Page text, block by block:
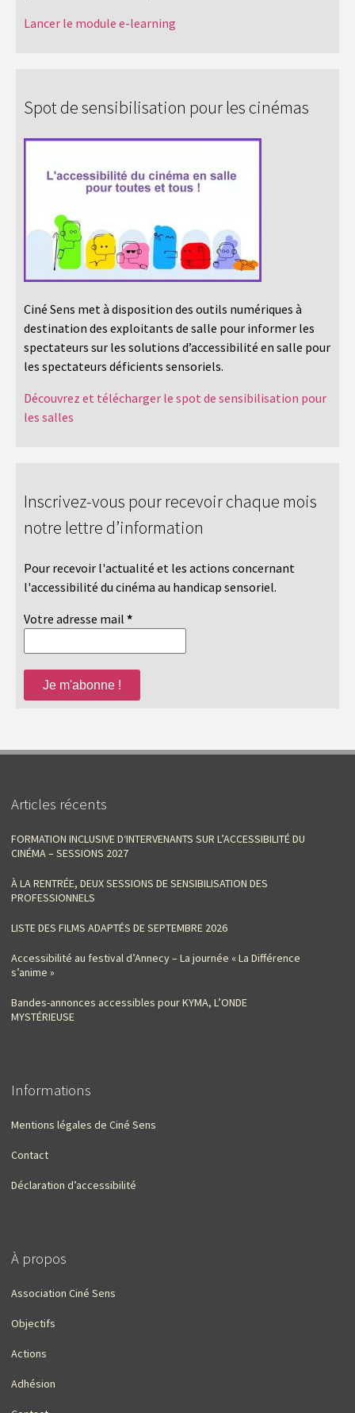
Lancer le module e-learning
Spot de sensibilisation pour les cinémas
Ciné Sens met à disposition des outils numériques à
destination des exploitants de salle pour informer les
spectateurs sur les solutions d’accessibilité en salle pour
les spectateurs déficients sensoriels.
Découvrez et télécharger le spot de sensibilisation pour
les salles
Inscrivez-vous pour recevoir chaque mois
notre lettre d’information
Pour recevoir l'actualité et les actions concernant
l'accessibilité du cinéma au handicap sensoriel.
Votre adresse mail *
Articles récents
FORMATION INCLUSIVE D‘INTERVENANTS SUR L’ACCESSIBILITÉ DU
CINÉMA – SESSIONS 2027
À LA RENTRÉE, DEUX SESSIONS DE SENSIBILISATION DES
PROFESSIONNELS
LISTE DES FILMS ADAPTÉS DE SEPTEMBRE 2026
Accessibilité au festival d’Annecy – La journée « La Différence
s’anime »
Bandes-annonces accessibles pour KYMA, L’ONDE
MYSTÉRIEUSE
Informations
Mentions légales de Ciné Sens
Contact
Déclaration d’accessibilité
À propos
Association Ciné Sens
Objectifs
Actions
Adhésion